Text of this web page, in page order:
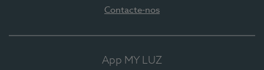
Contacte-nos
App MY LUZ